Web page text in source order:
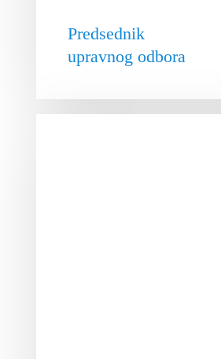
Predsednik
upravnog odbora